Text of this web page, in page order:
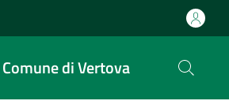
Comune di Vertova